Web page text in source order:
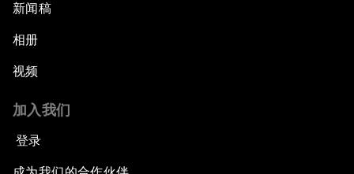
新闻稿
相册
视频
加入我们
登录